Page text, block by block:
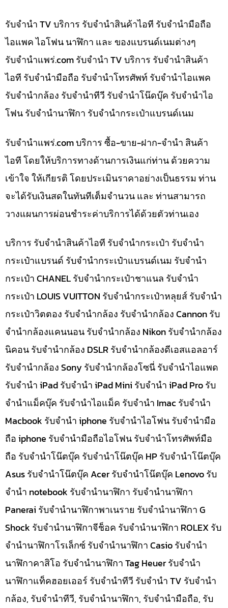
รับจำนำ TV บริการ รับจำนำสินค้าไอที รับจำนำมือถือ
ไอแพค ไอโฟน นาฬิกา และ ของแบรนด์เนมต่างๆ
รับจํานําแพร่.com รับจำนำ TV บริการ รับจำนำสินค้า
ไอที รับจำนำมือถือ รับจำนำโทรศัพท์ รับจำนำไอแพค
รับจำนำกล้อง รับจำนำทีวี รับจำนำโน๊ดบุ๊ค รับจำนำไอ
โฟน รับจำนำนาฬิกา รับจำนำกระเป๋าแบรนด์เนม
รับจํานําแพร่.com บริการ ซื้อ-ขาย-ฝาก-จำนำ สินค้า
ไอที โดยให้บริการทางด้านการเงินแก่ท่าน ด้วยความ
เข้าใจ ให้เกียรติ โดยประเมินราคาอย่างเป็นธรรม ท่าน
จะได้รับเงินสดในทันทีเต็มจำนวน และ ท่านสามารถ
วางแผนการผ่อนชำระค่าบริการได้ด้วยตัวท่านเอง
บริการ รับจำนำสินค้าไอที รับจำนำกระเป๋า รับจำนำ
กระเป๋าแบรนด์ รับจำนำกระเป๋าแบรนด์เนม รับจำนำ
กระเป๋า CHANEL รับจำนำกระเป๋าชาแนล รับจำนำ
กระเป๋า LOUIS VUITTON รับจำนำกระเป๋าหลุยส์ รับจำนำ
กระเป๋าวิตตอง รับจำนำกล้อง รับจำนำกล้อง Cannon รับ
จำนำกล้องแคนนอน รับจำนำกล้อง Nikon รับจำนำกล้อง
นิคอน รับจำนำกล้อง DSLR รับจำนำกล้องดีเอสแอลอาร์
รับจำนำกล้อง Sony รับจำนำกล้องโซนี่ รับจำนำไอแพด
รับจำนำ iPad รับจำนำ iPad Mini รับจำนำ iPad Pro รับ
จำนำแม็คบุ๊ค รับจำนำไอแม็ค รับจำนำ Imac รับจำนำ
Macbook รับจำนำ iphone รับจำนำไอโฟน รับจำนำมือ
ถือ iphone รับจำนำมือถือไอโฟน รับจำนำโทรศัพท์มือ
ถือ รับจำนำโน๊ตบุ๊ค รับจำนำโน๊ตบุ๊ค HP รับจำนำโน๊ตบุ๊ค
Asus รับจำนำโน๊ตบุ๊ค Acer รับจำนำโน๊ตบุ๊ค Lenovo รับ
จำนำ notebook รับจำนำนาฬิกา รับจำนำนาฬิกา
Panerai รับจำนำนาฬิกาพาเนราย รับจำนำนาฬิกา G
Shock รับจำนำนาฬิกาจีช็อค รับจำนำนาฬิกา ROLEX รับ
จำนำนาฬิกาโรเล็กซ์ รับจำนำนาฬิกา Casio รับจำนำ
นาฬิกาคาสิโอ รับจำนำนาฬิกา Tag Heuer รับจำนำ
นาฬิกาแท็คฮอยเออร์ รับจำนำทีวี รับจำนำ TV รับจำนำ
กล้อง, รับจำนำทีวี, รับจำนำนาฬิกา, รับจำนำมือถือ, รับ